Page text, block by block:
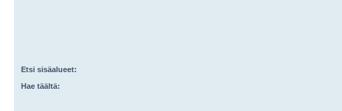
Etsi sisäalueet:
Hae täältä: